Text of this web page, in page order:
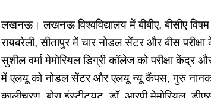
लखनऊ। लखनऊ विश्वविद्यालय में बीबीए, बीसीए
रायबरेली, सीतापुर में चार नोडल सेंटर और बीस
सुशील वर्मा मेमोरियल डिग्री कॉलेज को परीक्षा
में एलयू को नोडल सेंटर और एलयू न्यू कैंपस, गुरु नानक